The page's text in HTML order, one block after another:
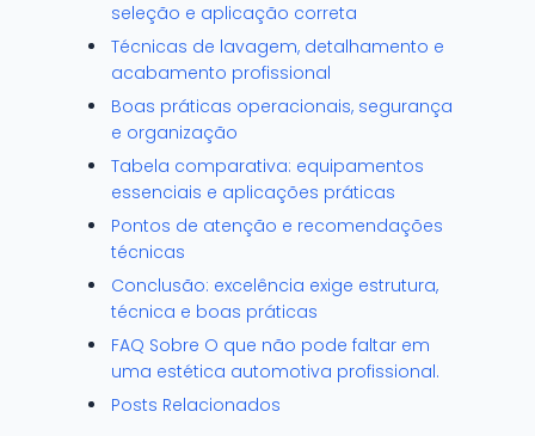
seleção e aplicação correta
Técnicas de lavagem, detalhamento e
acabamento profissional
Boas práticas operacionais, segurança
e organização
Tabela comparativa: equipamentos
essenciais e aplicações práticas
Pontos de atenção e recomendações
técnicas
Conclusão: excelência exige estrutura,
técnica e boas práticas
FAQ Sobre O que não pode faltar em
uma estética automotiva profissional.
Posts Relacionados